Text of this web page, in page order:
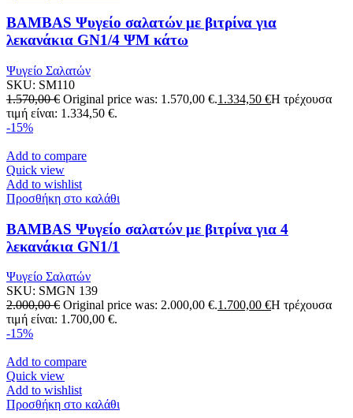
BAMBAS Ψυγείο σαλατών με βιτρίνα για
λεκανάκια GN1/4 ΨΜ κάτω
Ψυγείο Σαλατών
SKU: SM110
1.570,00€ Original price was: 1.570,00 €.1.334,50 €Η τρέχουσα
τιμή είναι: 1.334,50 €.
-15%
Add to compare
Quick view
Add to wishlist
Προσθήκη στο καλάθι
BAMBAS Ψυγείο σαλατών με βιτρίνα για 4
λεκανάκια GN1/1
Ψυγείο Σαλατών
SKU: SMGN 139
2.000,00€ Original price was: 2.000,00 €.1.700,00 €Η τρέχουσα
τιμή είναι: 1.700,00 €.
-15%
Add to compare
Quick view
Add to wishlist
Προσθήκη στο καλάθι